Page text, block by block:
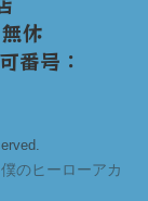
休
番号：
のヒーローアカ